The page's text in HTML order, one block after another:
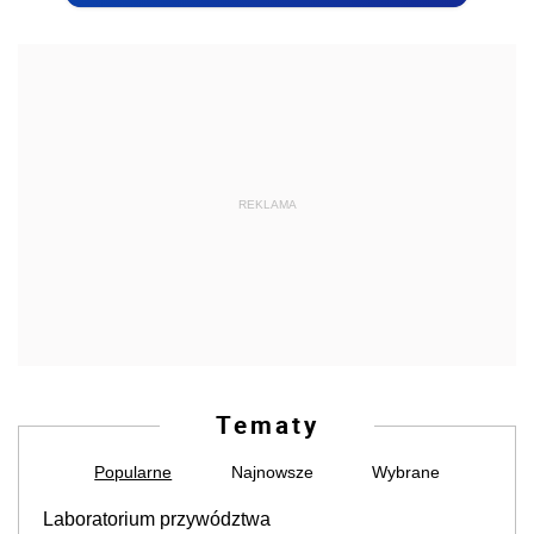
REKLAMA
Tematy
Popularne Najnowsze Wybrane
Laboratorium przywództwa